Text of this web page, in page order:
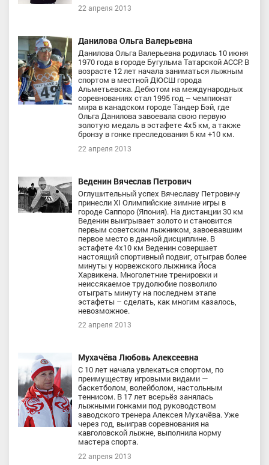
22 апреля 2013
Данилова Ольга Валерьевна
Данилова Ольга Валерьевна родилась 10 июня
1970 года в городе Бугульма Татарской АССР. В
возрасте 12 лет начала заниматься лыжным
спортом в местной ДЮСШ города
Альметьевска. Дебютом на международных
соревнованиях стал 1995 год – чемпионат
мира в канадском городе Тандер Бэй, где
Ольга Данилова завоевала свою первую
золотую медаль в эстафете 4x5 км, а также
бронзу в гонке преследования 5 км +10 км.
22 апреля 2013
Веденин Вячеслав Петрович
Оглушительный успех Вячеславу Петровичу
принесли XI Олимпийские зимние игры в
городе Саппоро (Япония). На дистанции 30 км
Веденин выигрывает золото и становится
первым советским лыжником, завоевавшим
первое место в данной дисциплине. В
эстафете 4х10 км Веденин совершает
настоящий спортивный подвиг, отыграв более
минуты у норвежского лыжника Йоса
Харвикена. Многолетние тренировки и
неиссякаемое трудолюбие позволило
отыграть минуту на последнем этапе
эстафеты – сделать, как многим казалось,
невозможное.
22 апреля 2013
Мухачёва Любовь Алексеевна
С 10 лет начала увлекаться спортом, по
преимуществу игровыми видами —
баскетболом, волейболом, настольным
теннисом. В 17 лет всерьёз занялась
лыжными гонками под руководством
заводского тренера Алексея Мухачёва. Уже
через год, выиграв соревнования на
кавголовской лыжне, выполнила норму
мастера спорта.
22 апреля 2013